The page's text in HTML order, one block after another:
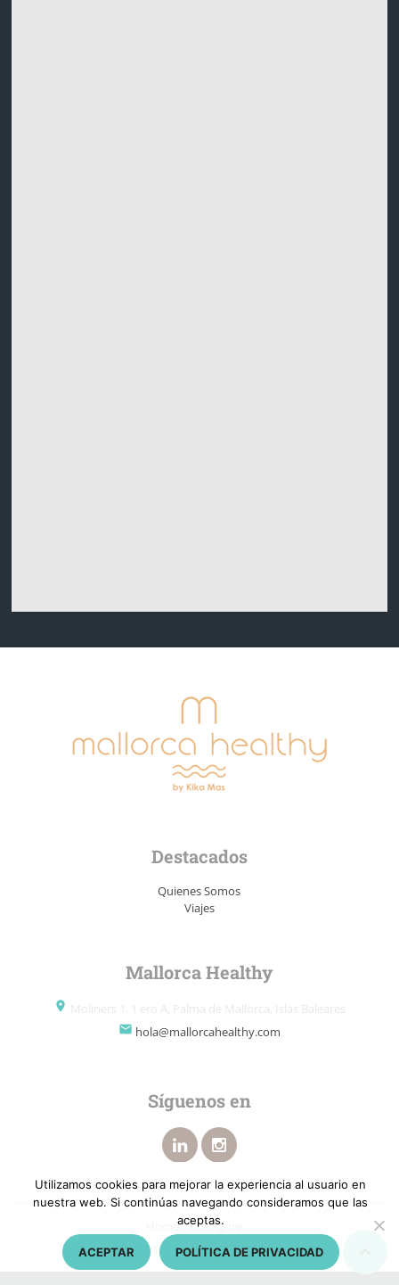
Destacados
Quienes Somos
Viajes
Mallorca Healthy
place
email hola@mallorcahealthy.com
Síguenos en
© 2013 - 2023 kikamas.com
Home Configure
Utilizamos cookies para mejorar la experiencia al usuario en
nuestra web. Si continúas navegando consideramos que las
aceptas.
ACEPTAR POLÍTICA DE PRIVACIDAD